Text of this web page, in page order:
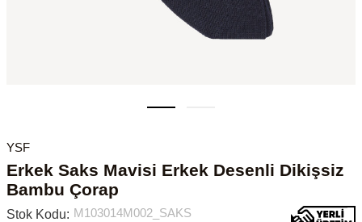
YSF
Erkek Saks Mavisi Erkek Desenli Dikişsiz
Bambu Çorap
Stok Kodu: M103014M002_SAKS